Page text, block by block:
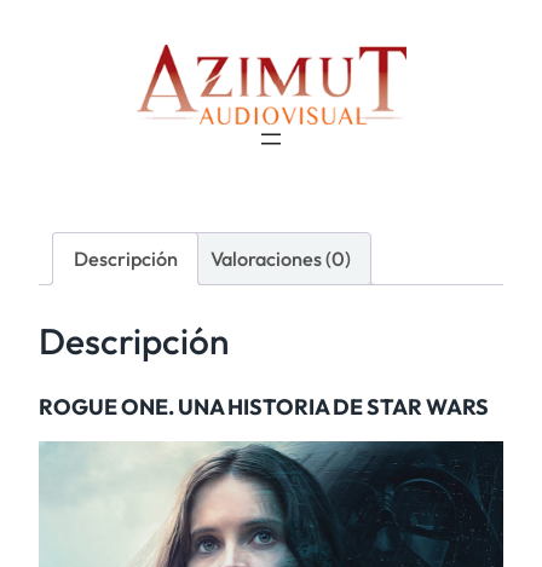
Descripción Valoraciones (0)
Descripción
ROGUE ONE. UNA HISTORIA DE STAR WARS